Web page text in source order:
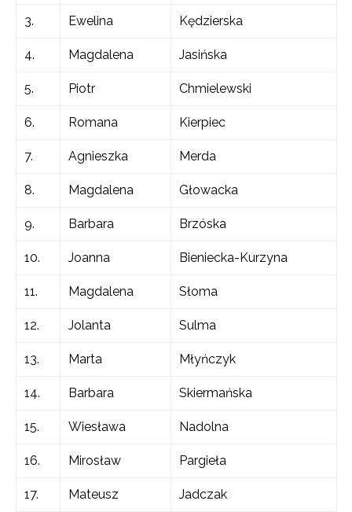
3. Ewelina Kędzierska
4. Magdalena Jasińska
5. Piotr Chmielewski
6. Romana Kierpiec
7. Agnieszka Merda
8. Magdalena Głowacka
9. Barbara Brzóska
10. Joanna Bieniecka-Kurzyna
11. Magdalena Słoma
12. Jolanta Sulma
13. Marta Młyńczyk
14. Barbara Skiermańska
15. Wiesława Nadolna
16. Mirosław Pargieła
17. Mateusz Jadczak